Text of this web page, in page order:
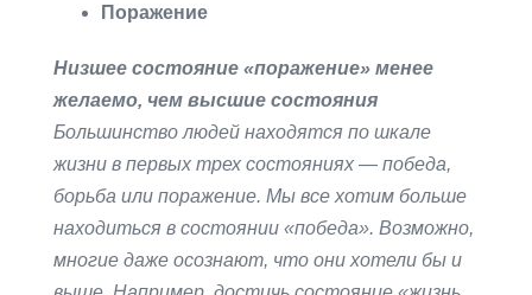
Поражение
Низшее состояние «поражение» менее
желаемо, чем высшие состояния
Большинство людей находятся по шкале
жизни в первых трех состояниях — победа,
борьба или поражение. Мы все хотим больше
находиться в состоянии «победа». Возможно,
многие даже осознают, что они хотели бы и